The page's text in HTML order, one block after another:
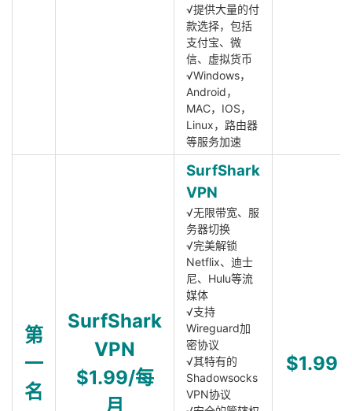
√提供大量的付
款选择，包括
支付宝、微
信、虚拟货币
√Windows，
Android，
MAC，IOS，
Linux，路由器
等服务加速
第
一
名
SurfShark
VPN
$1.99/每
月
SurfShark
VPN
√无限带宽、服
务器切换
√完美解锁
Netflix、迪士
尼、Hulu等流
媒体
√支持
Wireguard加
密协议
√其特有的
Shadowsocks
VPN协议
$1.99